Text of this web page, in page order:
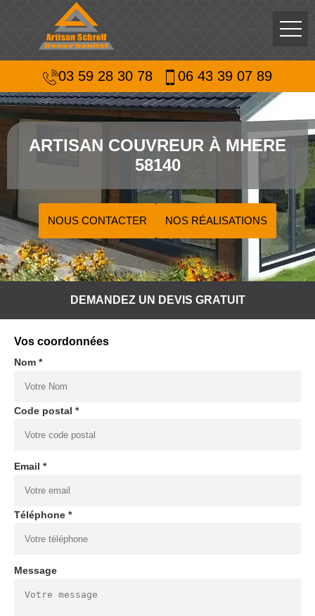
03 59 28 30 78 06 43 39 07 89
ARTISAN COUVREUR À MHERE
58140
NOUS CONTACTER NOS RÉALISATIONS
DEMANDEZ UN DEVIS GRATUIT
Vos coordonnées
Nom *
Code postal *
Email *
Téléphone *
Message